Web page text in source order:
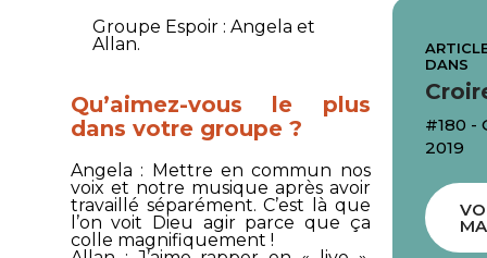
Groupe Espoir: Angela et
Allan.
Qu’aimez-vous le plus
dans votre groupe ?
Angela : Mettre en commun nos
voix et notre musique après avoir
travaillé séparément. C’est là que
l’on voit Dieu agir parce que ça
colle magnifiquement !
DANS
#180 -
2019